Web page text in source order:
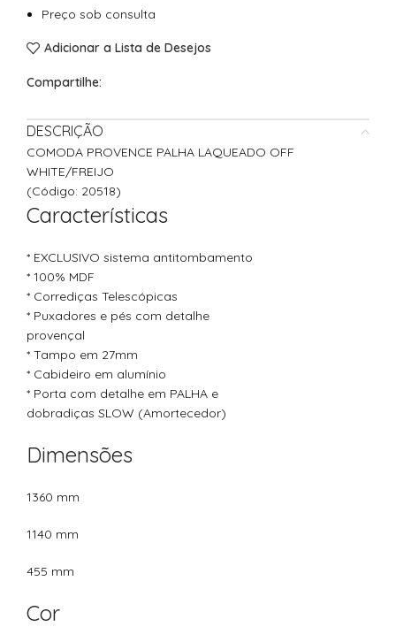
Preço sob consulta
Adicionar a Lista de Desejos
Compartilhe:
DESCRIÇÃO
COMODA PROVENCE PALHA LAQUEADO OFF
WHITE/FREIJO
(Código: 20518)
Características
* EXCLUSIVO sistema antitombamento
* 100% MDF
* Corrediças Telescópicas
* Puxadores e pés com detalhe
provençal
* Tampo em 27mm
* Cabideiro em alumínio
* Porta com detalhe em PALHA e
dobradiças SLOW (Amortecedor)
Dimensões
1360 mm
1140 mm
455 mm
Cor